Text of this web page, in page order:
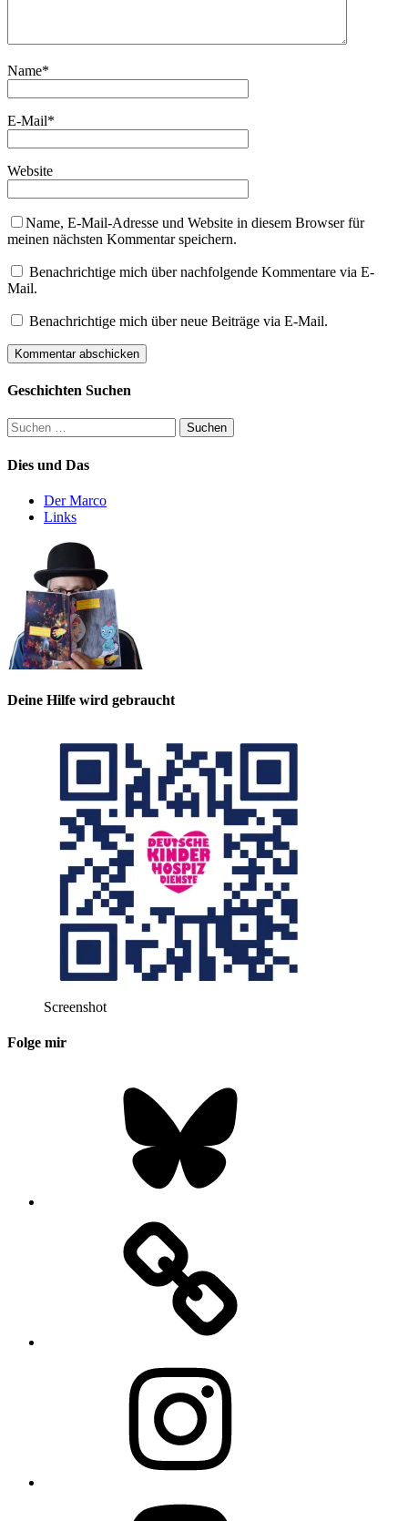
Name*
E-Mail*
Website
Name, E-Mail-Adresse und Website in diesem Browser für
meinen nächsten Kommentar speichern.
Benachrichtige mich über nachfolgende Kommentare via E-
Mail.
Benachrichtige mich über neue Beiträge via E-Mail.
Geschichten Suchen
Suchen
nach:
Dies und Das
Der Marco
Links
Deine Hilfe wird gebraucht
Screenshot
Folge mir